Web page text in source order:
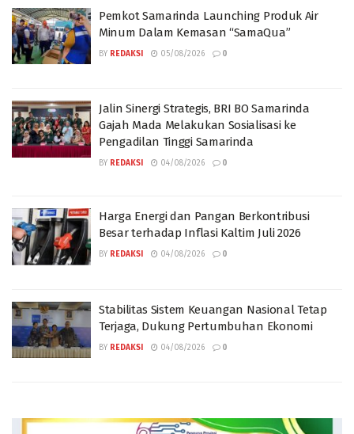
Pemkot Samarinda Launching Produk Air
Minum Dalam Kemasan “SamaQua”
BY REDAKSI 05/08/2026 0
Jalin Sinergi Strategis, BRI BO Samarinda
Gajah Mada Melakukan Sosialisasi ke
Pengadilan Tinggi Samarinda
BY REDAKSI 04/08/2026 0
Harga Energi dan Pangan Berkontribusi
Besar terhadap Inflasi Kaltim Juli 2026
BY REDAKSI 04/08/2026 0
Stabilitas Sistem Keuangan Nasional Tetap
Terjaga, Dukung Pertumbuhan Ekonomi
BY REDAKSI 04/08/2026 0